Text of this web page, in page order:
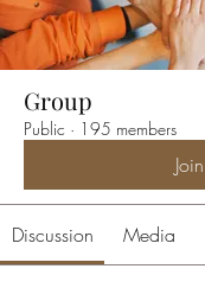
Group
Public · 195 members
Join
Discussion Media